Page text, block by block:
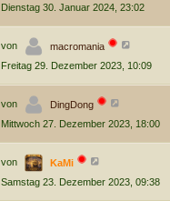
Dienstag 30. Januar 2024, 23:02
von
macromania
Freitag 29. Dezember 2023, 10:09
von
DingDong
Mittwoch 27. Dezember 2023, 18:00
von
KaMi
Samstag 23. Dezember 2023, 09:38